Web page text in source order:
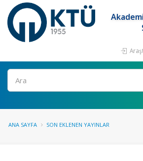
Ara
ANA SAYFA SON EKLENEN YAYINLAR